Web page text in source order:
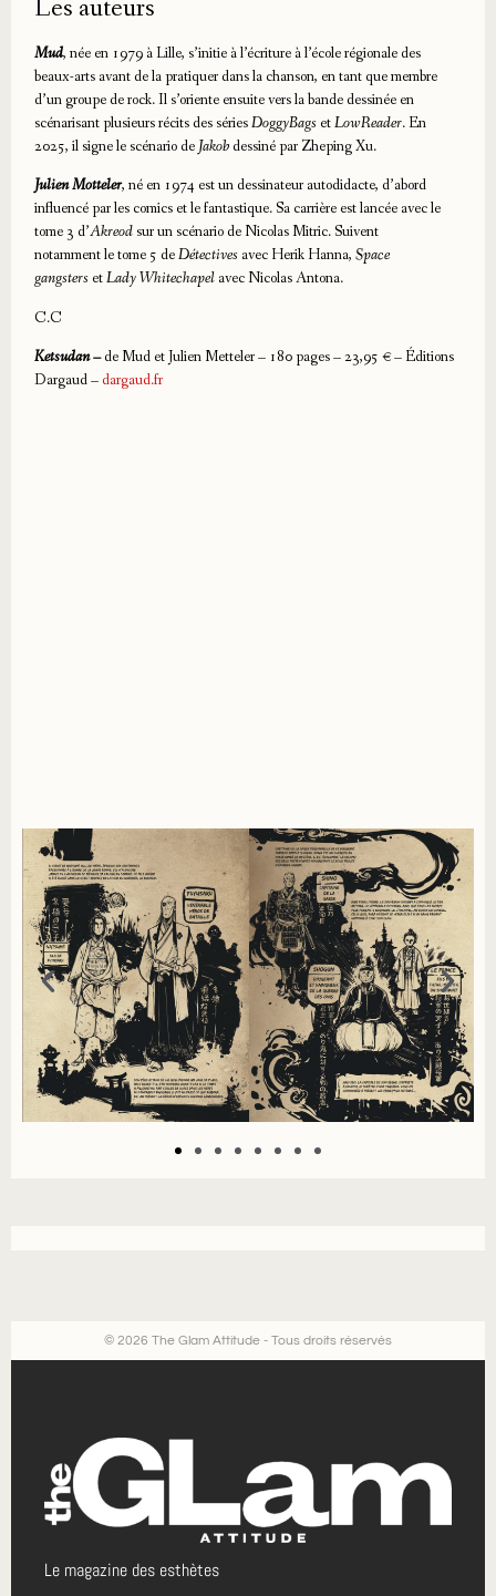
Les auteurs
Mud, née en 1979 à Lille, s’initie à l’écriture à l’école régionale des
beaux-arts avant de la pratiquer dans la chanson, en tant que membre
d’un groupe de rock. Il s’oriente ensuite vers la bande dessinée en
scénarisant plusieurs récits des sériesDoggyBags etLowReader. En
2025, il signe le scénario de Jakob dessiné par Zheping Xu.
Julien Motteler, né en 1974 est un dessinateur autodidacte, d’abord
influencé par les comics et le fantastique. Sa carrière est lancée avec le
tome 3 d’Akreod sur un scénario de Nicolas Mitric. Suivent
notamment le tome 5 deDétectives avec Herik Hanna,Space
gangsters etLady Whitechapel avec Nicolas Antona.
C.C
Ketsudan –de Mud et Julien Metteler – 180 pages – 23,95 € – Éditions
Dargaud – dargaud.fr
© 2026 The Glam Attitude - Tous droits réservés
Le magazine des esthètes